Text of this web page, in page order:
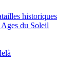
historiques
du Soleil